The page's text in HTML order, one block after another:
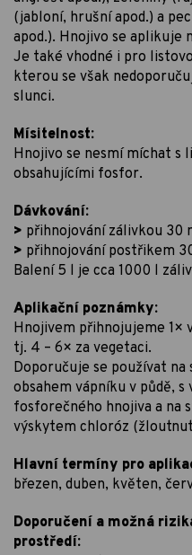
(jabloní, hrušní apod.) a
apod.). Hnojivo se aplikuje
Je také vhodné i pro
kterou se však
slunci.
Mísitelnost:
Hnojivo se nesmí míchat s
obsahujícími fosfor.
Dávkování:
> přihnojování zálivkou 30
> přihnojování postřikem
Balení 5 l je cca 1000 l
Aplikační poznámky:
Hnojivem přihnojujeme 1×
tj. 4 – 6× za vegetaci.
Doporučuje se používat
obsahem vápníku v půdě, s
fosforečného hnojiva a na
výskytem chloróz
Hlavní termíny pro
březen, duben, květen,
Doporučení a možná
prostředí: